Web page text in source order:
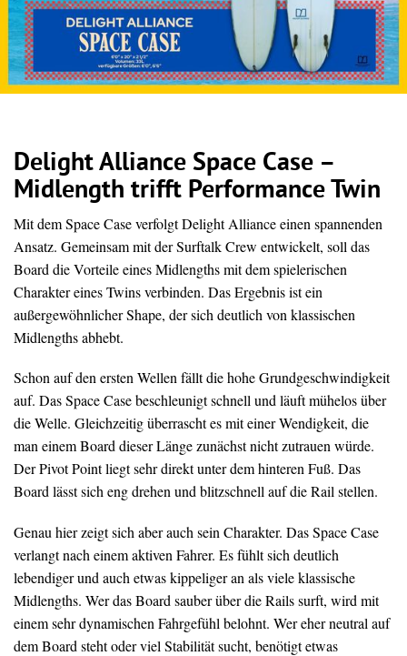
Delight Alliance Space Case –
Midlength trifft Performance Twin
Mit dem Space Case verfolgt Delight Alliance einen spannenden
Ansatz. Gemeinsam mit der Surftalk Crew entwickelt, soll das
Board die Vorteile eines Midlengths mit dem spielerischen
Charakter eines Twins verbinden. Das Ergebnis ist ein
außergewöhnlicher Shape, der sich deutlich von klassischen
Midlengths abhebt.
Schon auf den ersten Wellen fällt die hohe Grundgeschwindigkeit
auf. Das Space Case beschleunigt schnell und läuft mühelos über
die Welle. Gleichzeitig überrascht es mit einer Wendigkeit, die
man einem Board dieser Länge zunächst nicht zutrauen würde.
Der Pivot Point liegt sehr direkt unter dem hinteren Fuß. Das
Board lässt sich eng drehen und blitzschnell auf die Rail stellen.
Genau hier zeigt sich aber auch sein Charakter. Das Space Case
verlangt nach einem aktiven Fahrer. Es fühlt sich deutlich
lebendiger und auch etwas kippeliger an als viele klassische
Midlengths. Wer das Board sauber über die Rails surft, wird mit
einem sehr dynamischen Fahrgefühl belohnt. Wer eher neutral auf
dem Board steht oder viel Stabilität sucht, benötigt etwas